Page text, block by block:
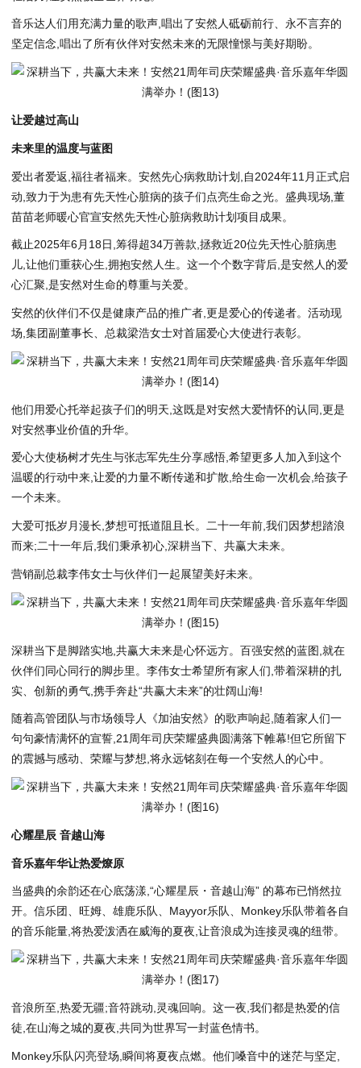
音乐达人们用充满力量的歌声,唱出了安然人砥砺前行、永不言弃的
坚定信念,唱出了所有伙伴对安然未来的无限憧憬与美好期盼。
让爱越过高山
未来里的温度与蓝图
爱出者爱返,福往者福来。安然先心病救助计划,自2024年11月正式启
动,致力于为患有先天性心脏病的孩子们点亮生命之光。盛典现场,董
苗苗老师暖心官宣安然先天性心脏病救助计划项目成果。
截止2025年6月18日,筹得超34万善款,拯救近20位先天性心脏病患
儿,让他们重获心生,拥抱安然人生。这一个个数字背后,是安然人的爱
心汇聚,是安然对生命的尊重与关爱。
安然的伙伴们不仅是健康产品的推广者,更是爱心的传递者。活动现
场,集团副董事长、总裁梁浩女士对首届爱心大使进行表彰。
他们用爱心托举起孩子们的明天,这既是对安然大爱情怀的认同,更是
对安然事业价值的升华。
爱心大使杨树才先生与张志军先生分享感悟,希望更多人加入到这个
温暖的行动中来,让爱的力量不断传递和扩散,给生命一次机会,给孩子
一个未来。
大爱可抵岁月漫长,梦想可抵道阻且长。二十一年前,我们因梦想踏浪
而来;二十一年后,我们秉承初心,深耕当下、共赢大未来。
营销副总裁李伟女士与伙伴们一起展望美好未来。
深耕当下是脚踏实地,共赢大未来是心怀远方。百强安然的蓝图,就在
伙伴们同心同行的脚步里。李伟女士希望所有家人们,带着深耕的扎
实、创新的勇气,携手奔赴“共赢大未来”的壮阔山海!
随着高管团队与市场领导人《加油安然》的歌声响起,随着家人们一
句句豪情满怀的宣誓,21周年司庆荣耀盛典圆满落下帷幕!但它所留下
的震撼与感动、荣耀与梦想,将永远铭刻在每一个安然人的心中。
心耀星辰 音越山海
音乐嘉年华让热爱燎原
当盛典的余韵还在心底荡漾,“心耀星辰・音越山海” 的幕布已悄然拉
开。信乐团、旺姆、雄鹿乐队、Mayyor乐队、Monkey乐队带着各自
的音乐能量,将热爱泼洒在威海的夏夜,让音浪成为连接灵魂的纽带。
音浪所至,热爱无疆;音符跳动,灵魂回响。这一夜,我们都是热爱的信
徒,在山海之城的夏夜,共同为世界写一封蓝色情书。
Monkey乐队闪亮登场,瞬间将夏夜点燃。他们嗓音中的迷茫与坚定,